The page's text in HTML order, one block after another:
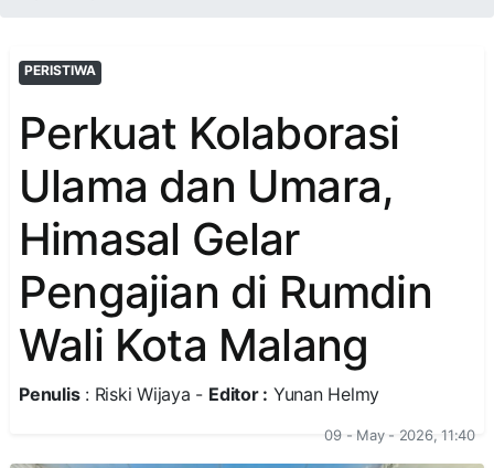
PERISTIWA
Perkuat Kolaborasi
Ulama dan Umara,
Himasal Gelar
Pengajian di Rumdin
Wali Kota Malang
Penulis: Riski Wijaya - Editor : Yunan Helmy
09 - May - 2026, 11:40